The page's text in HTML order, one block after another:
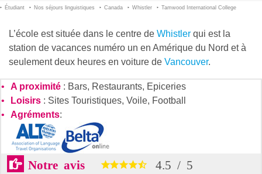
Étudiant Nos séjours linguistiques Canada Whistler Tamwood International College
L’école est située dans le centre de Whistler qui est la
station de vacances numéro un en Amérique du Nord et à
seulement deux heures en voiture de Vancouver.
A proximité: Bars, Restaurants, Epiceries
Loisirs: Sites Touristiques, Voile, Football
Agréments:
Notre avis 4.5 / 5